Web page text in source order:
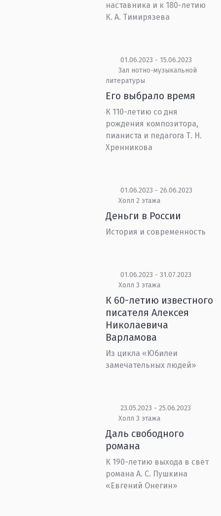
наставника и к 180-летию
К. А. Тимирязева
01.06.2023 - 15.06.2023
Зал нотно-музыкальной
литературы
Его выбрало время
К 110-летию со дня
рождения композитора,
пианиста и педагога Т. Н.
Хренникова
01.06.2023 - 26.06.2023
Холл 2 этажа
Деньги в России
История и современность
01.06.2023 - 31.07.2023
Холл 3 этажа
К 60-летию известного
писателя Алексея
Николаевича
Варламова
Из цикла «Юбилеи
замечательных людей»
23.05.2023 - 25.06.2023
Холл 3 этажа
Даль свободного
романа
К 190-летию выхода в свет
романа А. С. Пушкина
«Евгений Онегин»